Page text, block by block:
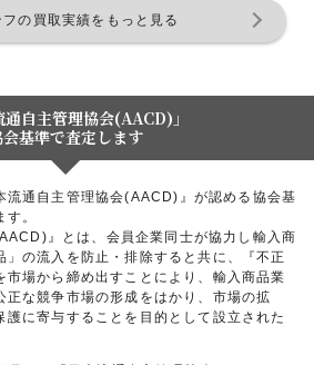
フの買取実績をもっと見る
通自主管理協会(AACD)」
基準で査定します
流通自主管理協会(AACD)』が認める協会基
。
』とは、会員企業同士が協力し輸入商
」の流入を防止・排除すると共に、『不正
市場から締め出すことにより、輸入商品業
正な競争市場の形成をはかり、市場の拡
護に寄与することを目的として設立された